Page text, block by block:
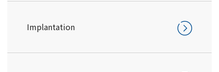
Implantation